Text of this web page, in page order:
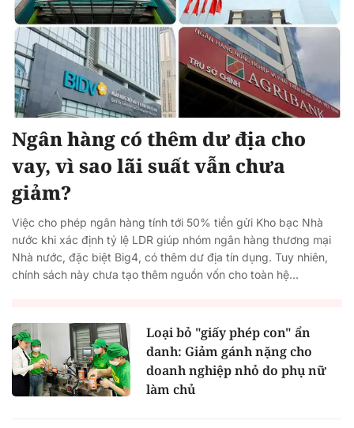
Ngân hàng có thêm dư địa cho
vay, vì sao lãi suất vẫn chưa
giảm?
Việc cho phép ngân hàng tính tới 50% tiền gửi Kho bạc Nhà
nước khi xác định tỷ lệ LDR giúp nhóm ngân hàng thương mại
Nhà nước, đặc biệt Big4, có thêm dư địa tín dụng. Tuy nhiên,
chính sách này chưa tạo thêm nguồn vốn cho toàn hệ...
Loại bỏ "giấy phép con" ẩn
danh: Giảm gánh nặng cho
doanh nghiệp nhỏ do phụ nữ
làm chủ